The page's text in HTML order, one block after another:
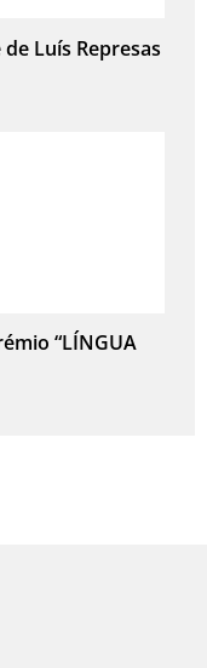
Luís Represas
“LÍNGUA